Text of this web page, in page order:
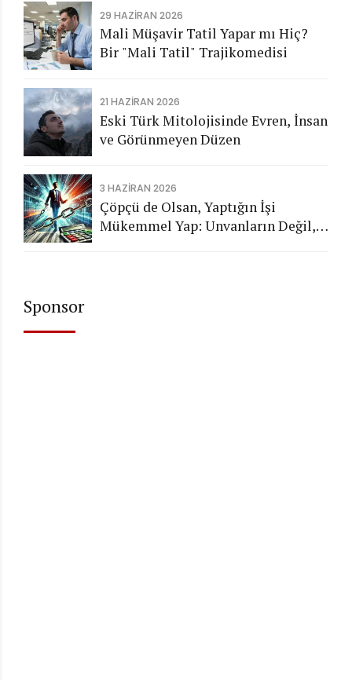
29 HAZIRAN 2026
Mali Müşavir Tatil Yapar mı Hiç?
Bir "Mali Tatil" Trajikomedisi
21 HAZIRAN 2026
Eski Türk Mitolojisinde Evren, İnsan
ve Görünmeyen Düzen
3 HAZIRAN 2026
Çöpçü de Olsan, Yaptığın İşi
Mükemmel Yap: Unvanların Değil,
Sponsor